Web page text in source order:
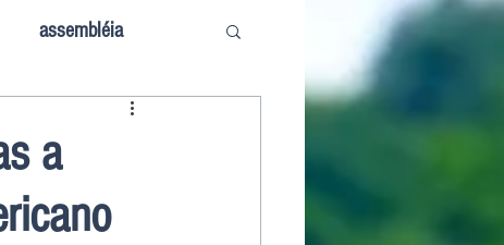
assembléia
a